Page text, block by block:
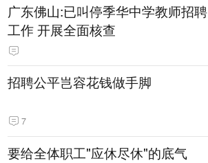
广东佛山:已叫停季华中学教师招聘
工作 开展全面核查
招聘公平岂容花钱做手脚
7
要给全体职工"应休尽休"的底气